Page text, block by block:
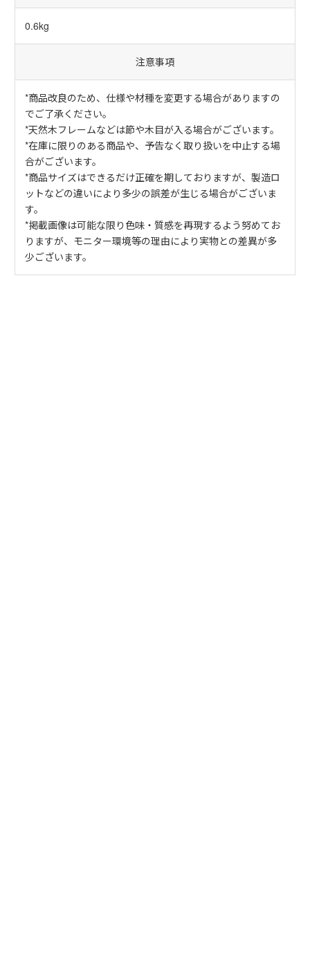
0.6kg
注意事項
*商品改良のため、仕様や材種を変更する場合がありますの
でご了承ください。
*天然木フレームなどは節や木目が入る場合がございます。
*在庫に限りのある商品や、予告なく取り扱いを中止する場
合がございます。
*商品サイズはできるだけ正確を期しておりますが、製造ロ
ットなどの違いにより多少の誤差が生じる場合がございま
す。
*掲載画像は可能な限り色味・質感を再現するよう努めてお
りますが、モニター環境等の理由により実物との差異が多
少ございます。